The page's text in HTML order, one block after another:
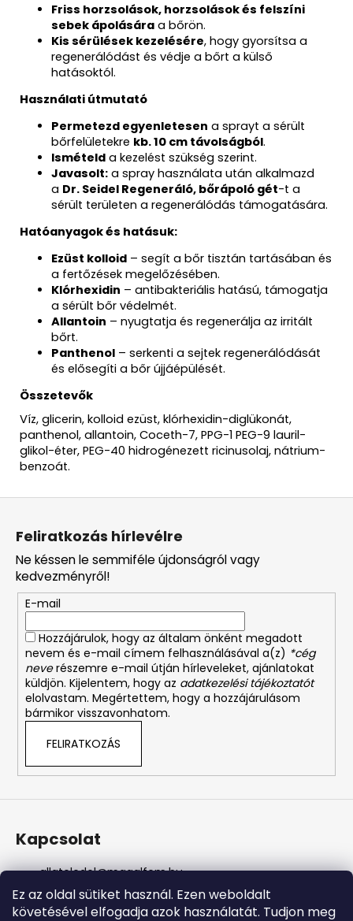
Ez az oldal sütiket használ. Ezen weboldalt
követésével elfogadja azok használatát. Tudjon meg
Friss horzsolások, horzsolások és felszíni
sebek ápolására a bőrön.
Kis sérülések kezelésére, hogy gyorsítsa a
regenerálódást és védje a bőrt a külső
hatásoktól.
Használati útmutató
Permetezd egyenletesen a sprayt a sérült
bőrfelületekre kb. 10 cm távolságból.
Ismételd a kezelést szükség szerint.
Javasolt: a spray használata után alkalmazd
a Dr. Seidel Regeneráló, bőrápoló gét-t a
sérült területen a regenerálódás támogatására.
Hatóanyagok és hatásuk:
Ezüst kolloid – segít a bőr tisztán tartásában és
a fertőzések megelőzésében.
Klórhexidin – antibakteriális hatású, támogatja
a sérült bőr védelmét.
Allantoin – nyugtatja és regenerálja az irritált
bőrt.
Panthenol – serkenti a sejtek regenerálódását
és elősegíti a bőr újjáépülését.
Összetevők
Víz, glicerin, kolloid ezüst, klórhexidin-diglükonát,
panthenol, allantoin, Coceth-7, PPG-1 PEG-9 lauril-
glikol-éter, PEG-40 hidrogénezett ricinusolaj, nátrium-
benzoát.
L
Feliratkozás hírlevélre
Ne késsen le semmiféle újdonságról vagy
kedvezményről!
E-mail
Hozzájárulok, hogy az általam önként megadott
nevem és e-mail címem felhasználásával a(z) *cég
neverészemre e-mail útján hírleveleket, ajánlatokat
küldjön. Kijelentem, hogy az adatkezelési tájékoztatót
elolvastam. Megértettem, hogy a hozzájárulásom
bármikor visszavonhatom.
FELIRATKOZÁS
Kapcsolat
allateledel@magalfem.hu
+36 70 401 5088
https://www.facebook.com/profile.php?id=61574807